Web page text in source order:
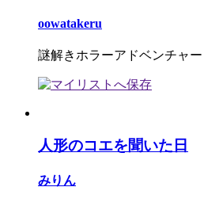
oowatakeru
謎解きホラーアドベンチャー
人形のコエを聞いた日
みりん